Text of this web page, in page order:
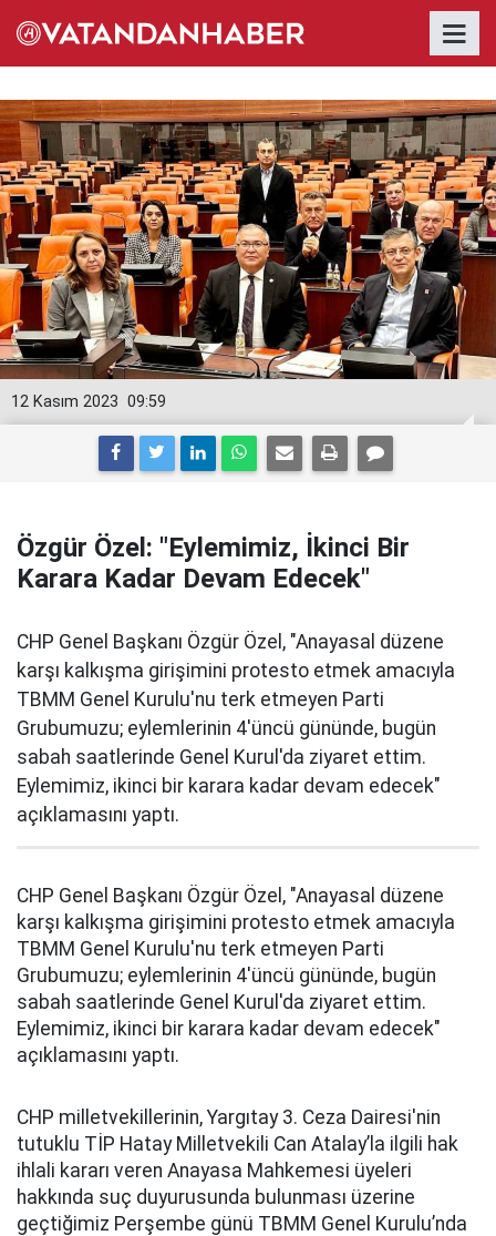
09:59
12 Kasım 2023
Özgür Özel: "Eylemimiz, İkinci Bir
Karara Kadar Devam Edecek"
CHP Genel Başkanı Özgür Özel, "Anayasal düzene
karşı kalkışma girişimini protesto etmek amacıyla
TBMM Genel Kurulu'nu terk etmeyen Parti
Grubumuzu; eylemlerinin 4'üncü gününde, bugün
sabah saatlerinde Genel Kurul'da ziyaret ettim.
Eylemimiz, ikinci bir karara kadar devam edecek"
açıklamasını yaptı.
CHP Genel Başkanı Özgür Özel, "Anayasal düzene
karşı kalkışma girişimini protesto etmek amacıyla
TBMM Genel Kurulu'nu terk etmeyen Parti
Grubumuzu; eylemlerinin 4'üncü gününde, bugün
sabah saatlerinde Genel Kurul'da ziyaret ettim.
Eylemimiz, ikinci bir karara kadar devam edecek"
açıklamasını yaptı.
CHP milletvekillerinin, Yargıtay 3. Ceza Dairesi'nin
tutuklu TİP Hatay Milletvekili Can Atalay’la ilgili hak
ihlali kararı veren Anayasa Mahkemesi üyeleri
hakkında suç duyurusunda bulunması üzerine
geçtiğimiz Perşembe günü TBMM Genel Kurulu’nda